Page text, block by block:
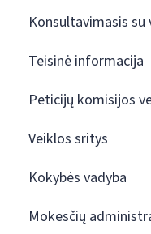
Konsultavimasis su
Teisinė informacija
Peticijų komisijos
Veiklos sritys
Kokybės vadyba
Mokesčių